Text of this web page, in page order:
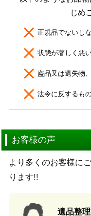
じめ
正規品でないし
状態が著しく悪
盗品又は遺失物
法令に反するも
お客様の声
より多くのお客様に
ります!!
遺品整